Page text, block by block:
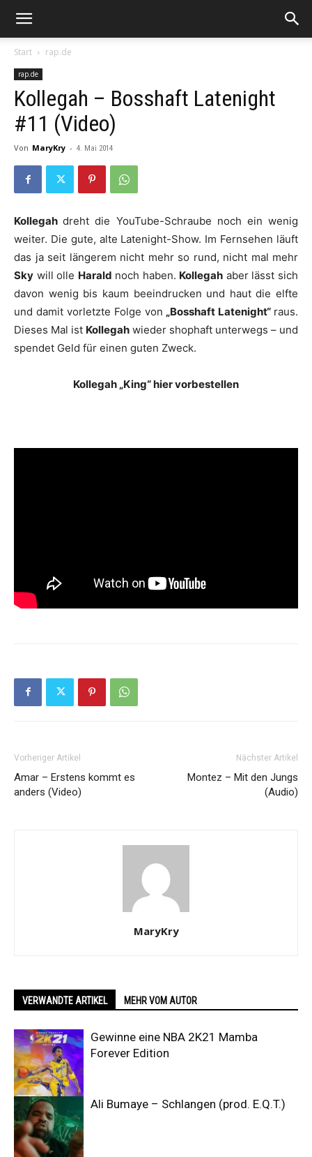
Start rap.de
rap.de
Kollegah – Bosshaft Latenight
#11 (Video)
Von MaryKry - 4. Mai 2014
Kollegahdreht die YouTube-Schraube noch ein wenig
weiter. Die gute, alte Latenight-Show. Im Fernsehen läuft
das ja seit längerem nicht mehr so rund, nicht mal mehr
Sky will olle Harald noch haben. Kollegah aber lässt sich
davon wenig bis kaum beeindrucken und haut die elfte
und damit vorletzte Folge von „Bosshaft Latenight“ raus.
Dieses Mal ist Kollegah wieder shophaft unterwegs – und
spendet Geld für einen guten Zweck.
Kollegah „King“ hier vorbestellen
Vorheriger Artikel
Amar – Erstens kommt es
anders (Video)
Nächster Artikel
Montez – Mit den Jungs
(Audio)
MaryKry
VERWANDTE ARTIKEL MEHR VOM AUTOR
Gewinne eine NBA 2K21 Mamba
Forever Edition
Ali Bumaye – Schlangen (prod. E.Q.T.)